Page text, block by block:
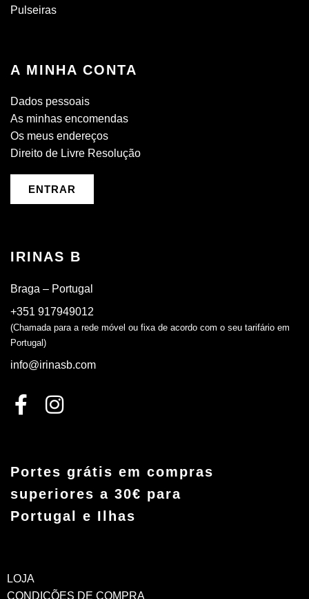
Pulseiras
A MINHA CONTA
Dados pessoais
As minhas encomendas
Os meus endereços
Direito de Livre Resolução
ENTRAR
IRINAS B
Braga – Portugal
+351 917949012
(Chamada para a rede móvel ou fixa de acordo com o seu tarifário em
Portugal)
info@irinasb.com
Portes grátis em compras
superiores a 30€ para
Portugal e Ilhas
LOJA
CONDIÇÕES DE COMPRA